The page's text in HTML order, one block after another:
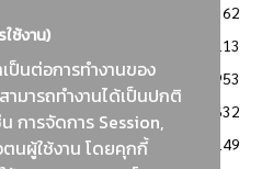
ช้งาน)
ป็นต่อการทำงานของ
ามารถทำงานได้เป็นปกติ
การจัดการ Session,
นผู้ใช้งาน โดยคุกกี้
2362
2113
1953
ารจัดซื้อจัดจ้าง
1632
1149